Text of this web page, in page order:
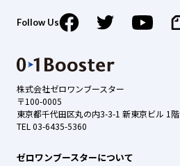
株式会社ゼロワンブースター
〒100-0005
東京都千代田区丸の内3-3-1 新東京ビル 1階
TEL 03-6435-5360
ゼロワンブースターについて
Follow Us